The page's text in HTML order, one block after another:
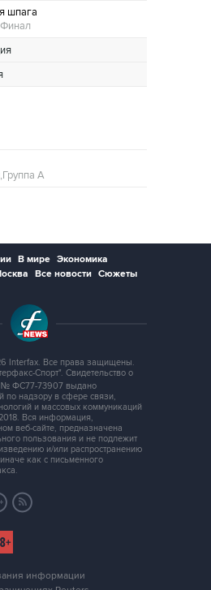
шпага
Финал
Группа А
В мире Экономика
Все новости Сюжеты
Interfax. Все права защищены.
Спорт". Свидетельство о
№ ФС77-73907 выдано
по надзору в сфере связи,
и массовых коммуникаций
Вся информация,
веб-сайте, предназначена
пользования и не подлежит
и/или распространению
как с письменного
информации